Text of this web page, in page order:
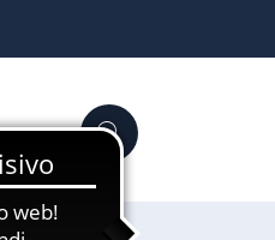
Cerca